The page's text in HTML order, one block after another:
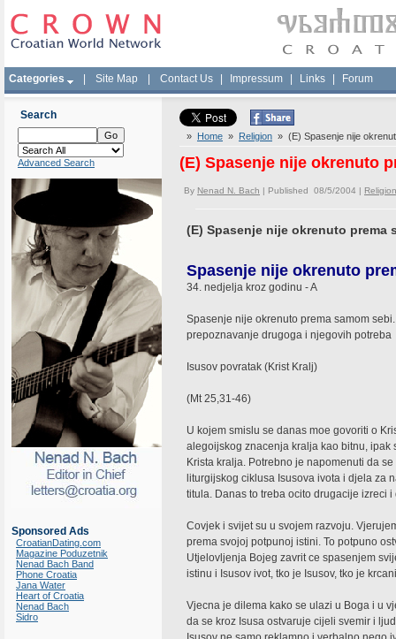
Categories Site Map Contact Us Impressum Links Forum
Search
Advanced Search
Sponsored Ads
CroatianDating.com
Magazine Poduzetnik
Nenad Bach Band
Phone Croatia
Jana Water
Heart of Croatia
Nenad Bach
Sidro
» Home » Religion » (E) Spasenje nije
(E) Spasenje nije okrenuto
By Nenad N. Bach | Published 08/5/2004 | Religion
(E) Spasenje nije okrenuto prema
Spasenje nije okrenuto
34. nedjelja kroz godinu - A
Spasenje nije okrenuto prema samom
prepoznavanje drugoga i njegovih potreba
Isusov povratak (Krist Kralj)
(Mt 25,31-46)
U kojem smislu se danas moe govoriti o
alegoijskog znacenja kralja kao bitnu, ipak
Krista kralja. Potrebno je napomenuti da se
liturgijskog ciklusa Isusova ivota i djela za
titula. Danas to treba ocito drugacije izreci
Covjek i svijet su u svojem razvoju.
prema svojoj potpunoj istini. To potpuno
Utjelovljenja Bojeg zavrit ce spasenjem
istinu i Isusov ivot, tko je Isusov, tko je
Vjecna je dilema kako se ulazi u Boga i u
da se kroz Isusa ostvaruje cijeli svemir i